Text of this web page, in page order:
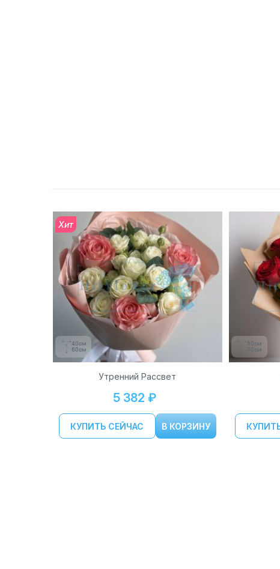
Хит
40см
60см
Утренний Рассвет
5 382 ₽
КУПИТЬ СЕЙЧАС В КОРЗИНУ
50см
70см